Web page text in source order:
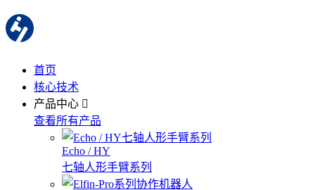
首页
核心技术
产品中心
查看所有产品
Echo / HY
七轴人形手臂系列